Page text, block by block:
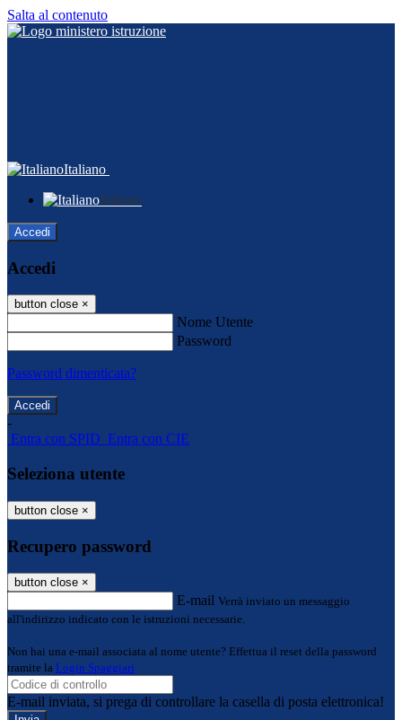
Salta al contenuto
Italiano
Italiano
Accedi
Accedi
button close ×
Nome Utente
Password
Password dimenticata?
-
Entra con SPID Entra con CIE
Seleziona utente
button close ×
Recupero password
button close ×
E-mail Verrà inviato un messaggio
all'indirizzo indicato con le istruzioni necessarie.
Non hai una e-mail associata al nome utente? Effettua il reset della password
tramite la Login Spaggiari
E-mail inviata, si prega di controllare la casella di posta elettronica!